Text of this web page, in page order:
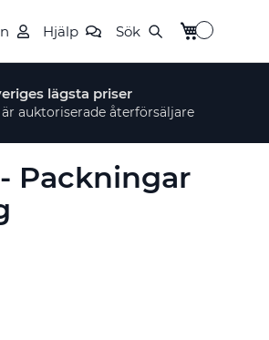
Hjälp Sök Min kundvagn
lägsta priser
auktoriserade återförsäljare
Packningar